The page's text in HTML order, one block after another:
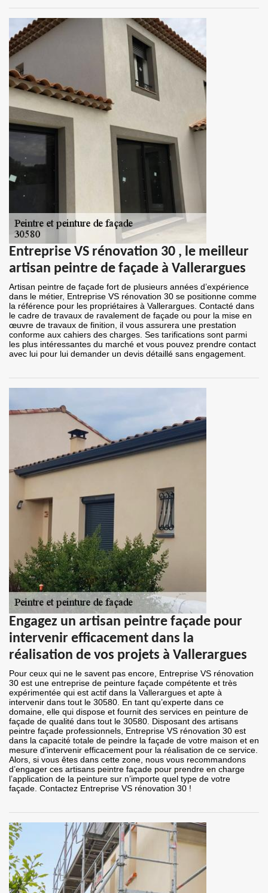
Entreprise VS rénovation 30 , le meilleur
artisan peintre de façade à Vallerargues
Artisan peintre de façade fort de plusieurs années d’expérience
dans le métier, Entreprise VS rénovation 30 se positionne comme
la référence pour les propriétaires à Vallerargues. Contacté dans
le cadre de travaux de ravalement de façade ou pour la mise en
œuvre de travaux de finition, il vous assurera une prestation
conforme aux cahiers des charges. Ses tarifications sont parmi
les plus intéressantes du marché et vous pouvez prendre contact
avec lui pour lui demander un devis détaillé sans engagement.
Engagez un artisan peintre façade pour
intervenir efficacement dans la
réalisation de vos projets à Vallerargues
Pour ceux qui ne le savent pas encore, Entreprise VS rénovation
30 est une entreprise de peinture façade compétente et très
expérimentée qui est actif dans la Vallerargues et apte à
intervenir dans tout le 30580. En tant qu’experte dans ce
domaine, elle qui dispose et fournit des services en peinture de
façade de qualité dans tout le 30580. Disposant des artisans
peintre façade professionnels, Entreprise VS rénovation 30 est
dans la capacité totale de peindre la façade de votre maison et en
mesure d’intervenir efficacement pour la réalisation de ce service.
Alors, si vous êtes dans cette zone, nous vous recommandons
d’engager ces artisans peintre façade pour prendre en charge
l’application de la peinture sur n’importe quel type de votre
façade. Contactez Entreprise VS rénovation 30 !